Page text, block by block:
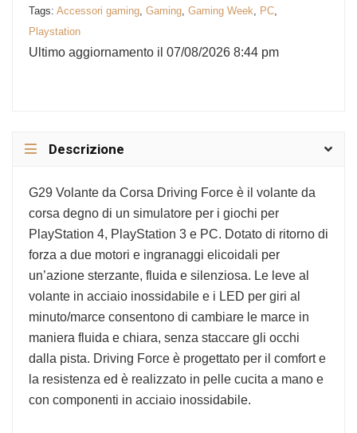
Tags: Accessori gaming Gaming Gaming Week PC
Playstation
Ultimo aggiornamento il 07/08/2026 8:44 pm
Descrizione
G29 Volante da Corsa Driving Force è il volante da
corsa degno di un simulatore per i giochi per
PlayStation 4, PlayStation 3 e PC. Dotato di ritorno di
forza a due motori e ingranaggi elicoidali per
un’azione sterzante, fluida e silenziosa. Le leve al
volante in acciaio inossidabile e i LED per giri al
minuto/marce consentono di cambiare le marce in
maniera fluida e chiara, senza staccare gli occhi
dalla pista. Driving Force è progettato per il comfort e
la resistenza ed è realizzato in pelle cucita a mano e
con componenti in acciaio inossidabile.